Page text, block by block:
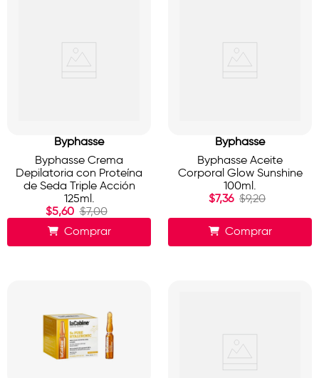
Byphasse
Byphasse Crema
Depilatoria con Proteína
de Seda Triple Acción
125ml.
$5,60 $7,00
Comprar
Byphasse
Byphasse Aceite
Corporal Glow Sunshine
100ml.
$7,36 $9,20
Comprar